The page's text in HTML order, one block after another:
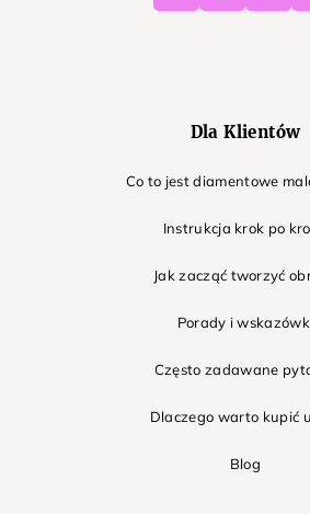
Dla Klientów
Co to jest diamentowe
Instrukcja krok po
Jak zacząć tworzyć
Porady i
Często zadawane
Dlaczego warto kupić
Blog